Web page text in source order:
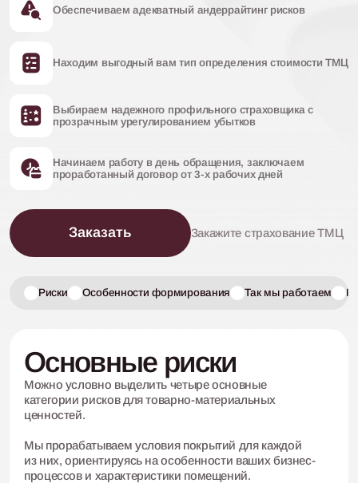
Обеспечиваем адекватный андеррайтинг рисков
Находим выгодный вам типопределения стоимости ТМЦ
Выбираем надежного профильного страховщика с
прозрачнымурегулированием убытков
Начинаем работу в день обращения, заключаем
проработанный договорот 3-х рабочих дней
Заказать Закажите страхование ТМЦ
Риски Особенности формирования Так мы работаем
Основные риски
Можно условно выделить четыре основные
категории рисков для товарно-материальных
ценностей.
Мы прорабатываем условия покрытий для каждой
из них, ориентируясь на особенности ваших бизнес-
процессов и характеристики помещений.